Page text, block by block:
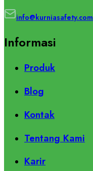
info@kurniasafety.com
Informasi
Produk
Blog
Kontak
Tentang Kami
Karir